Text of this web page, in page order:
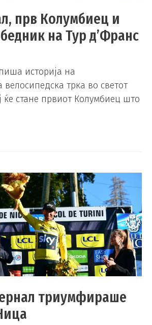
прв Колумбиец и
на Тур д’Франс
историја на
велосипедска трка во светот
ќе стане првиот Колумбиец што
триумфираше